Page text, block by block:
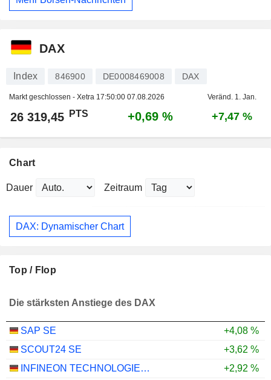
DAX
Index 846900 DE0008469008 DAX
Markt geschlossen - Xetra 17:50:00 07.08.2026 Veränd. 1. Jan.
26 319,45 PTS +0,69 % +7,47 %
Chart
Dauer Zeitraum
DAX: Dynamischer Chart
Top / Flop
Die stärksten Anstiege des DAX
SAP SE
+4,08 %
SCOUT24 SE
+3,62 %
INFINEON TECHNOLOGIES AG
+2,92 %